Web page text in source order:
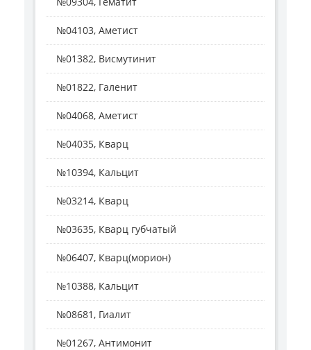
№04103, Аметист
№01382, Висмутинит
№01822, Галенит
№04068, Аметист
№04035, Кварц
№10394, Кальцит
№03214, Кварц
№03635, Кварц губчатый
№06407, Кварц(морион)
№10388, Кальцит
№08681, Гиалит
№01267, Антимонит